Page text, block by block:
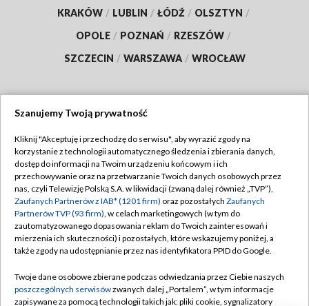
KRAKÓW / LUBLIN / ŁÓDŹ / OLSZTYN /
OPOLE / POZNAŃ / RZESZÓW /
SZCZECIN / WARSZAWA / WROCŁAW
TVP
Abonament TVP
Emisja w TVP
Centrum informacji TVP
Naziemna Telewizja Cyfrowa
Rada Programowa
Regulamin TVP
Polityka prywatności
Moje zgody
Pomoc
Kontakt
Szanujemy Twoją prywatność
Kliknij "Akceptuję i przechodzę do serwisu", aby wyrazić zgody na
korzystanie z technologii automatycznego śledzenia i zbierania danych,
dostęp do informacji na Twoim urządzeniu końcowym i ich
przechowywanie oraz na przetwarzanie Twoich danych osobowych przez
nas, czyli Telewizję Polską S.A. w likwidacji (zwaną dalej również „TVP”),
Zaufanych Partnerów z IAB* (1201 firm) oraz pozostałych Zaufanych
Partnerów TVP (93 firm), w celach marketingowych (w tym do
zautomatyzowanego dopasowania reklam do Twoich zainteresowań i
mierzenia ich skuteczności) i pozostałych, które wskazujemy poniżej, a
także zgody na udostępnianie przez nas identyfikatora PPID do Google.
Twoje dane osobowe zbierane podczas odwiedzania przez Ciebie naszych
poszczególnych serwisówzwanych dalej „Portalem”, w tym informacje
zapisywane za pomocą technologii takich jak: pliki cookie, sygnalizatory